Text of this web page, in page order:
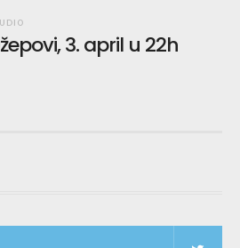
3. april u 22h